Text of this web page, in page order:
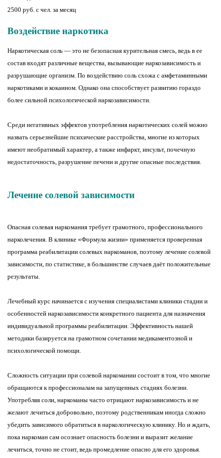
2500 руб. с чел. за месяц
Воздействие наркотика
Наркотическая соль — это не безопасная курительная смесь, ведь в ее
состав входят различные вещества, вызывающие наркозависимость и
разрушающие организм. По воздействию соль схожа с амфетаминными
наркотиками и кокаином. Однако она способствует развитию гораздо
более сильной психологической наркозависимости.
Среди негативных эффектов употребления наркотических солей можно
назвать серьезнейшие психические расстройства, многие из которых
имеют необратимый характер, а также инфаркт, инсульт, почечную
недостаточность, разрушение печени и другие опасные последствия.
Лечение солевой зависимости
Опасная солевая наркомания требует грамотного, профессионального
нарколечения. В клинике «Формула жизни» применяется проверенная
программа реабилитации солевых наркоманов, поэтому лечение солевой
зависимости, по статистике, в большинстве случаев даёт положительные
результаты.
Лечебный курс начинается с изучения специалистами клиники стадии и
особенностей наркозависимости конкретного пациента для назначения
индивидуальной программы реабилитации. Эффективность нашей
методики базируется на грамотном сочетании медикаментозной и
психологической помощи.
Сложность ситуации при солевой наркомании состоит в том, что многие
обращаются к профессионалам на запущенных стадиях болезни.
Употребляя соли, наркоманы часто отрицают наркозависимость и не
желают лечиться добровольно, поэтому родственникам иногда сложно
убедить зависимого обратиться в наркологическую клинику. Но и ждать,
пока наркоман сам осознает опасность болезни и выразит желание
лечиться, точно не стоит, ведь промедление опасно для его здоровья.